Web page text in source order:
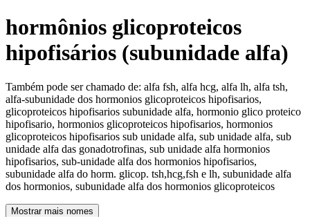
hormônios glicoproteicos
hipofisários (subunidade alfa)
Também pode ser chamado de: alfa fsh, alfa hcg, alfa lh, alfa tsh,
alfa-subunidade dos hormonios glicoproteicos hipofisarios,
glicoproteicos hipofisarios subunidade alfa, hormonio glico proteico
hipofisario, hormonios glicoproteicos hipofisarios, hormonios
glicoproteicos hipofisarios sub unidade alfa, sub unidade alfa, sub
unidade alfa das gonadotrofinas, sub unidade alfa hormonios
hipofisarios, sub-unidade alfa dos hormonios hipofisarios,
subunidade alfa do horm. glicop. tsh,hcg,fsh e lh, subunidade alfa
dos hormonios, subunidade alfa dos hormonios glicoproteicos
Mostrar mais nomes